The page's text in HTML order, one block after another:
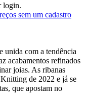
login.
sem um cadastro
unida com a tendência
acabamentos refinados
joias. As ribanas
de 2022 e já se
que apostam no